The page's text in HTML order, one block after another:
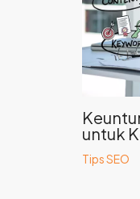
untuk
Tips SEO